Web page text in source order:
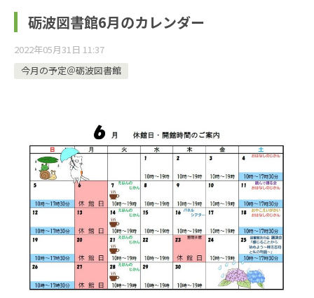
砺波図書館6月のカレンダー
2022年05月31日 11:37
今月の予定＠砺波図書館